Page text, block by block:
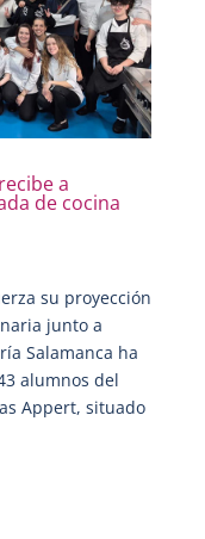
a
de cocina
su proyección
junto a
Salamanca ha
alumnos del
Appert, situado